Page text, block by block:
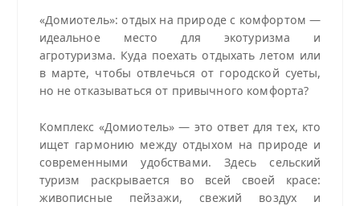
«Домиотель»: отдых на природе с комфортом —
идеальное место для экотуризма и
агротуризма. Куда поехать отдыхать летом или
в марте, чтобы отвлечься от городской суеты,
но не отказываться от привычного комфорта?
Комплекс «Домиотель» — это ответ для тех, кто
ищет гармонию между отдыхом на природе и
современными удобствами. Здесь сельский
туризм раскрывается во всей своей красе:
живописные пейзажи, свежий воздух и